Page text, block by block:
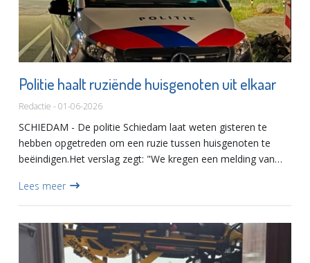
Politie haalt ruziënde huisgenoten uit elkaar
Redactie - 01-06-2026
SCHIEDAM - De politie Schiedam laat weten gisteren te
hebben opgetreden om een ruzie tussen huisgenoten te
beëindigen.Het verslag zegt: "We kregen een melding van
beiden parti...
Lees meer